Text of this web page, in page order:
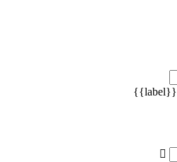
{{label}}